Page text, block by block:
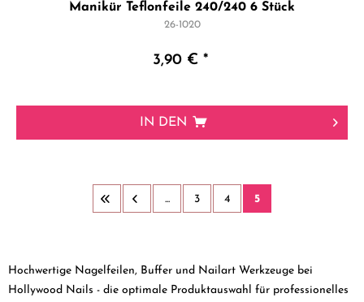
Manikür Teflonfeile 240/240 6 Stück
26-1020
3,90 € *
IN DEN
... 3 4 5
Hochwertige Nagelfeilen, Buffer und Nailart Werkzeuge bei
Hollywood Nails - die optimale Produktauswahl für professionelles